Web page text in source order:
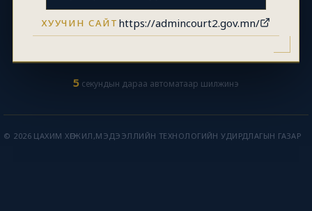
ХУУЧИН САЙТ https://admincourt2.gov.mn/
5 секундын дараа автоматаар шилжинэ
© 2026 ЦАХИМ ХӨГЖИЛ,МЭДЭЭЛЛИЙН ТЕХНОЛОГИЙН УДИРДЛАГЫН ГАЗАР